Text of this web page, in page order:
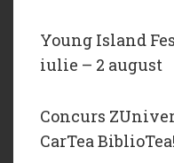
Young Island
iulie – 2 august
Concurs
CarTea BiblioTea!